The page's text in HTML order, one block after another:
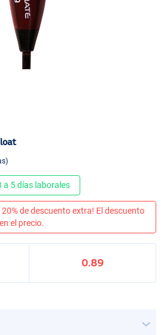
a 5 días laborales
de descuento extra! El descuento
el precio.
0.89